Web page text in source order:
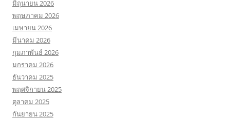
มิถุนายน 2026
พฤษภาคม 2026
เมษายน 2026
มีนาคม 2026
กุมภาพันธ์ 2026
มกราคม 2026
ธันวาคม 2025
พฤศจิกายน 2025
ตุลาคม 2025
กันยายน 2025